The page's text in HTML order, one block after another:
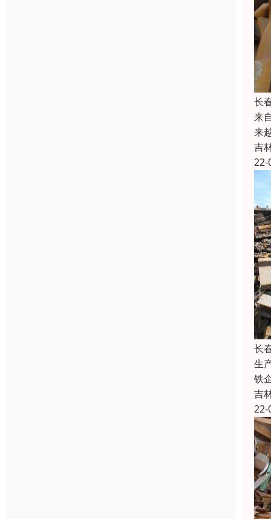
长
来
来
吉
22-
长
生
铁
吉
22-